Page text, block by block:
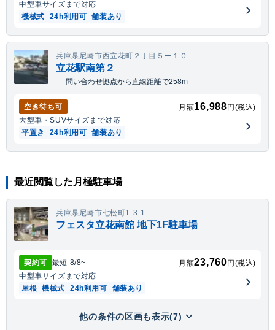
中型車サイズまで対応
機械式
24h利用可 舗装あり
兵庫県尼崎市西立花町２丁目５ー１０
立花駅南第２
問い合わせ拠点から直線距離で258m
空き待ち可 月額16,988円(税込)
大型車・SUVサイズまで対応
平置き
24h利用可 舗装あり
最近閲覧した月極駐車場
兵庫県尼崎市七松町1-3-1
フェスタ立花南館 地下1F駐車場
契約可 最短 8/8~ 月額23,760円(税込)
中型車サイズまで対応
屋根 機械式 24h利用可 舗装あり
他の条件の区画も表示(7)